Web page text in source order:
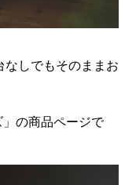
なしでもそのままお
の商品ページで